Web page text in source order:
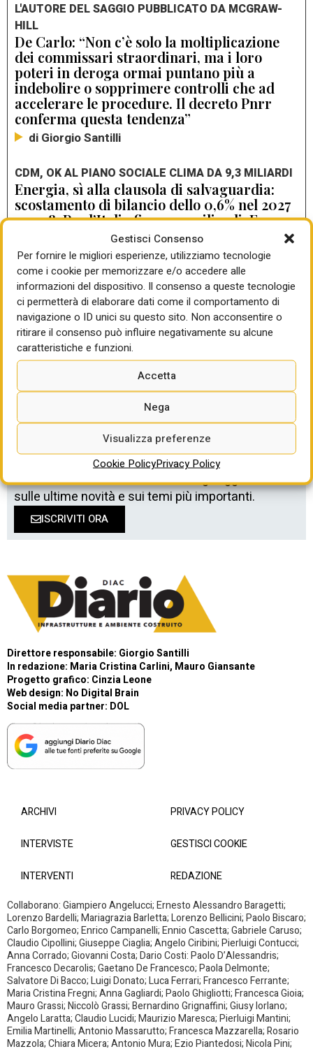
Gestisci Consenso
Per fornire le migliori esperienze, utilizziamo tecnologie
come i cookie per memorizzare e/o accedere alle
informazioni del dispositivo. Il consenso a queste tecnologie
ci permetterà di elaborare dati come il comportamento di
navigazione o ID unici su questo sito. Non acconsentire o
ritirare il consenso può influire negativamente su alcune
caratteristiche e funzioni.
Accetta
Nega
Visualizza preferenze
Cookie PolicyPrivacy Policy
L'AUTORE DEL SAGGIO PUBBLICATO DA MCGRAW-
HILL
De Carlo: “Non c’è solo la moltiplicazione
dei commissari straordinari, ma i loro
poteri in deroga ormai puntano più a
indebolire o sopprimere controlli che ad
accelerare le procedure. Il decreto Pnrr
conferma questa tendenza”
di Giorgio Santilli
CDM, OK AL PIANO SOCIALE CLIMA DA 9,3 MILIARDI
Energia, sì alla clausola di salvaguardia:
scostamento di bilancio dello 0,6% nel 2027
e 2028. Per l’Italia fino a 14 miliardi, Ecco:
usiamoli per edifici, imprese e trasporti
di Mauro Giansante
SONO 400 GLI INTERVENTI GIÀ CONCLUSI O IN
CORSO
Efficientamento energetico, Roma punta sul
PPP per riqualificare oltre mille scuole
di Mauro Giansante
Newsletter DIAC/ Ricevi in email gli aggiornamenti
sulle ultime novità e sui temi più importanti.
ISCRIVITI ORA
Direttore responsabile: Giorgio Santilli
In redazione: Maria Cristina Carlini, Mauro Giansante
Progetto grafico: Cinzia Leone
Web design: No Digital Brain
Social media partner: DOL
ARCHIVI
INTERVISTE
INTERVENTI
PRIVACY POLICY
GESTISCI COOKIE
REDAZIONE
Collaborano: Giampiero Angelucci; Ernesto Alessandro Baragetti;
Lorenzo Bardelli; Mariagrazia Barletta; Lorenzo Bellicini; Paolo Biscaro;
Carlo Borgomeo; Enrico Campanelli; Ennio Cascetta; Gabriele Caruso;
Claudio Cipollini; Giuseppe Ciaglia; Angelo Ciribini; Pierluigi Contucci;
Anna Corrado; Giovanni Costa; Dario Costi: Paolo D’Alessandris;
Francesco Decarolis; Gaetano De Francesco; Paola Delmonte;
Salvatore Di Bacco; Luigi Donato; Luca Ferrari; Francesco Ferrante;
Maria Cristina Fregni; Anna Gagliardi; Paolo Ghigliotti; Francesca Gioia;
Mauro Grassi; Niccolò Grassi; Bernardino Grignaffini; Giusy Iorlano;
Angelo Laratta; Claudio Lucidi; Maurizio Maresca; Pierluigi Mantini;
Emilia Martinelli; Antonio Massarutto; Francesca Mazzarella; Rosario
Mazzola; Chiara Micera; Antonio Mura; Ezio Piantedosi; Nicola Pini;